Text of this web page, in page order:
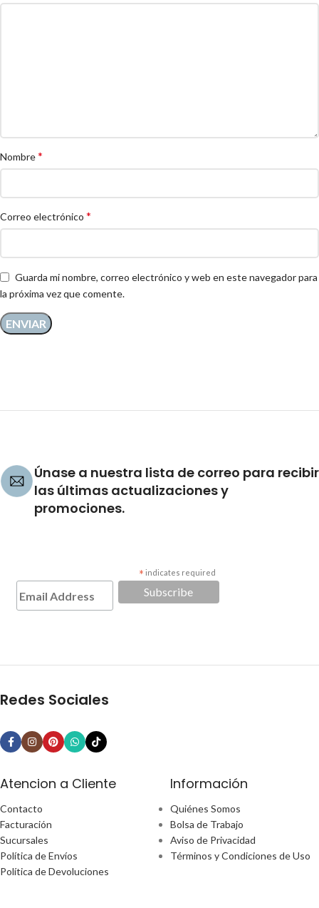
Nombre*
Correo electrónico *
Guarda mi nombre, correo electrónico y web en este navegador para
la próxima vez que comente.
Únase a nuestra lista de correo para recibir
las últimas actualizaciones y
promociones.
* indicates required
Redes Sociales
Atencion a Cliente
Contacto
Facturación
Sucursales
Política de Envíos
Política de Devoluciones
Información
Quiénes Somos
Bolsa de Trabajo
Aviso de Privacidad
Términos y Condiciones de Uso